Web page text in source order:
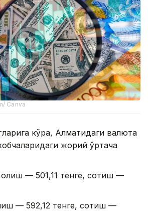
Canva
кўра, Алматидаги валюта
жорий ўртача
— 501,11 тенге, сотиш —
— 592,12 тенге, сотиш —